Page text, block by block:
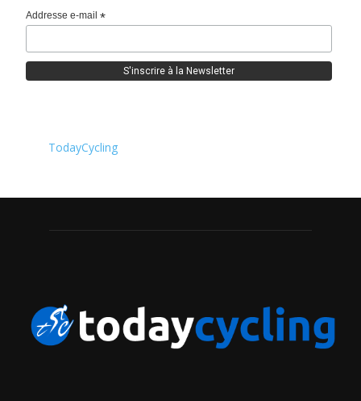
Addresse e-mail*
TodayCycling